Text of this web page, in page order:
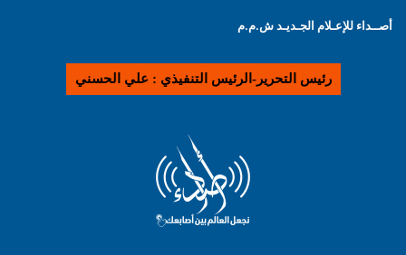
أصــداء للإعـلام الجـديـد ش.م.م
رئيس التحرير-الرئيس التنفيذي : علي الحسني